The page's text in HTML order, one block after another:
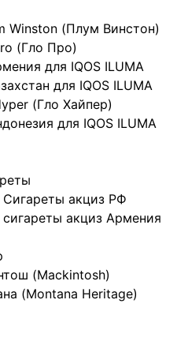
Winston (Плум Винстон)
(Гло Про)
для IQOS ILUMA
для IQOS ILUMA
(Гло Хайпер)
для IQOS ILUMA
акциз РФ
акциз Армения
(Mackintosh)
(Montana Heritage)